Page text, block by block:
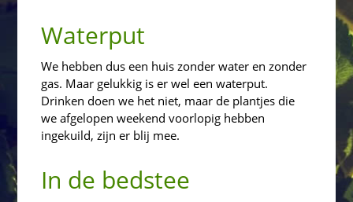
Waterput
We hebben dus een huis zonder water en zonder
gas. Maar gelukkig is er wel een waterput.
Drinken doen we het niet, maar de plantjes die
we afgelopen weekend voorlopig hebben
ingekuild, zijn er blij mee.
In de bedstee